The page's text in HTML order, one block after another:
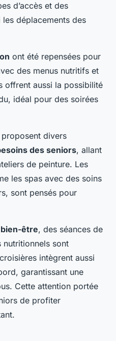
d’accès et des
déplacements des
ont été repensées pour
des menus nutritifs et
offrent aussi la possibilité
idéal pour des soirées
divers
des seniors, allant
de peinture. Les
les spas avec des soins
sont pensés pour
bien-être, des séances de
sont
intègrent aussi
garantissant une
Cette attention portée
de profiter